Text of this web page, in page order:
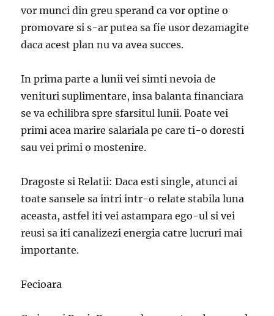
vor munci din greu sperand ca vor optine o
promovare si s-ar putea sa fie usor dezamagite
daca acest plan nu va avea succes.
In prima parte a lunii vei simti nevoia de
venituri suplimentare, insa balanta financiara
se va echilibra spre sfarsitul lunii. Poate vei
primi acea marire salariala pe care ti-o doresti
sau vei primi o mostenire.
Dragoste si Relatii: Daca esti single, atunci ai
toate sansele sa intri intr-o relate stabila luna
aceasta, astfel iti vei astampara ego-ul si vei
reusi sa iti canalizezi energia catre lucruri mai
importante.
Fecioara